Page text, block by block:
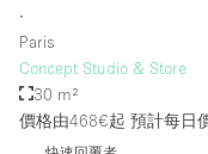
∙
Paris
Concept Studio & Store
30 m²
價格由468€起 預計每日